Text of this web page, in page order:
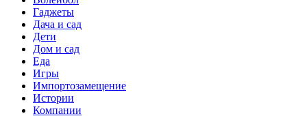
Гаджеты
Дача и сад
Дети
Дом и сад
Еда
Игры
Импортозамещение
Истории
Компании